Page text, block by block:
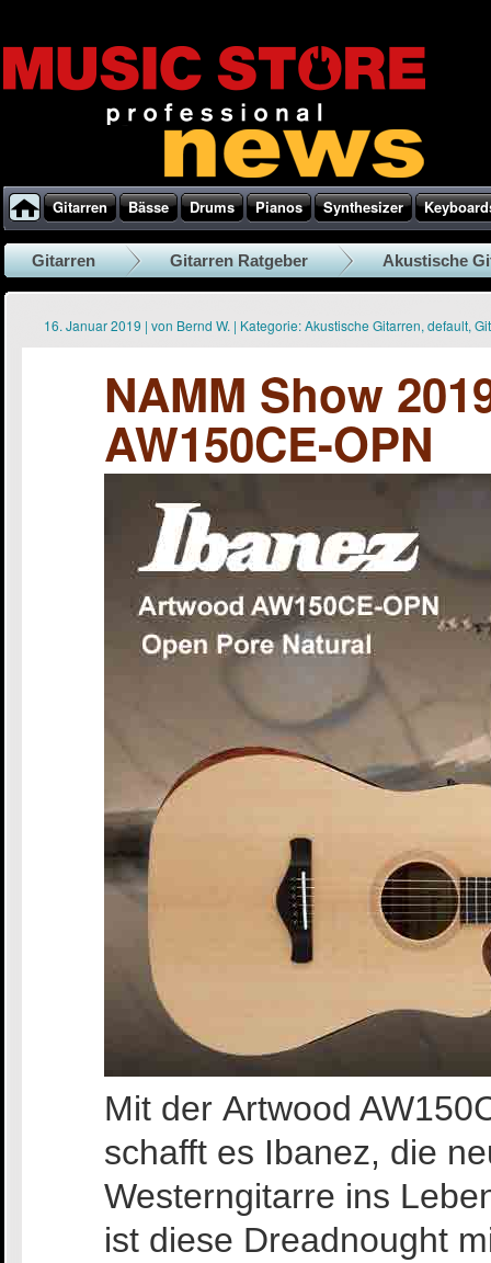
Gitarren Bässe Drums Pianos Synthesizer
Gitarren Gitarren Ratgeber Akustische
16. Januar 2019 | von Bernd W. | Kategorie:Akustische Gitarren, default,
NAMM Show
AW150CE-OPN
Mit der Artwood
schafft es Ibanez, die
Westerngitarre ins
ist diese Dreadnought